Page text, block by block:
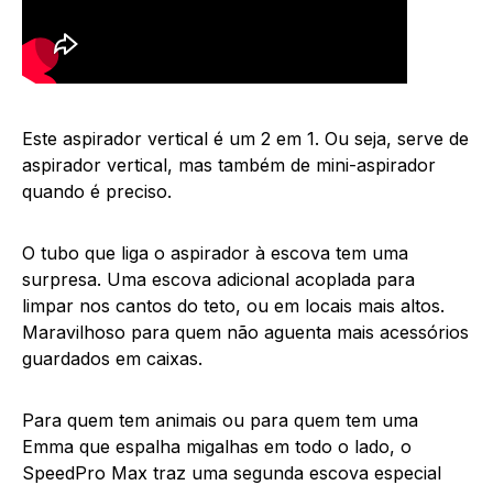
Este aspirador vertical é um 2 em 1. Ou seja, serve de
aspirador vertical, mas também de mini-aspirador
quando é preciso.
O tubo que liga o aspirador à escova tem uma
surpresa. Uma escova adicional acoplada para
limpar nos cantos do teto, ou em locais mais altos.
Maravilhoso para quem não aguenta mais acessórios
guardados em caixas.
Para quem tem animais ou para quem tem uma
Emma que espalha migalhas em todo o lado, o
SpeedPro Max traz uma segunda escova especial